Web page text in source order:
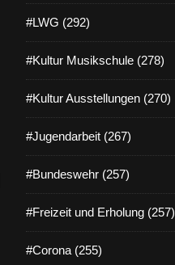
#LWG (292)
#Kultur Musikschule (278)
#Kultur Ausstellungen (270)
#Jugendarbeit (267)
#Bundeswehr (257)
#Freizeit und Erholung (257)
#Corona (255)